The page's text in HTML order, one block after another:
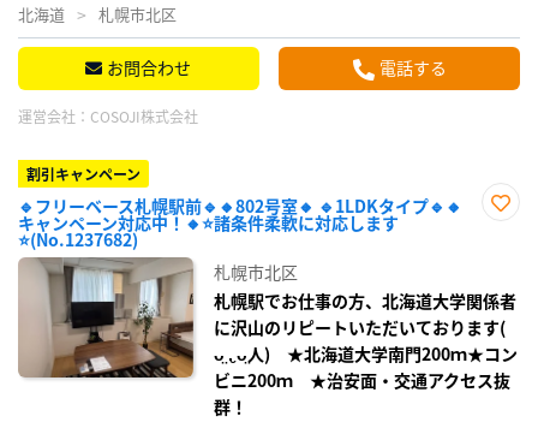
北海道 札幌市北区
お問合わせ 電話する
運営会社： COSOJI株式会社
割引キャンペーン
🔹フリーベース札幌駅前🔹🔸802号室🔸 🔹1LDKタイプ🔹🔸
キャンペーン対応中！🔸⭐諸条件柔軟に対応します
⭐(No.1237682)
札幌市北区
札幌駅でお仕事の方、北海道大学関係者
に沢山のリピートいただいております(
ᴗ̤ .̮ ᴗ̤人) ★北海道大学南門200ｍ★コン
ビニ200ｍ ★治安面・交通アクセス抜
群！